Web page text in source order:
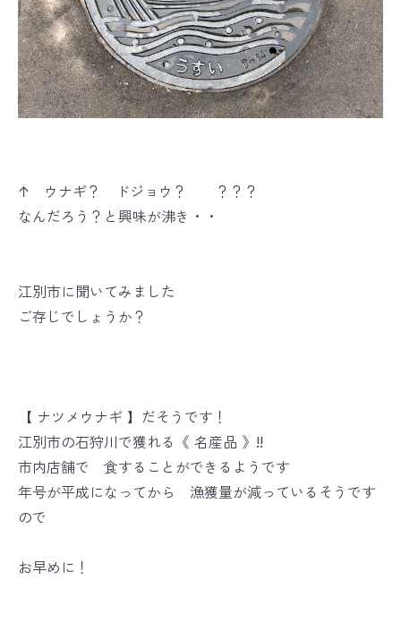
↑ ウナギ？ ドジョウ？ ？？？
なんだろう？と興味が沸き・・
江別市に聞いてみました
ご存じでしょうか？
【 ナツメウナギ 】だそうです！
江別市の石狩川で獲れる《 名産品 》!!
市内店舗で 食することができるようです
年号が平成になってから 漁獲量が減っているそうです
ので
お早めに！